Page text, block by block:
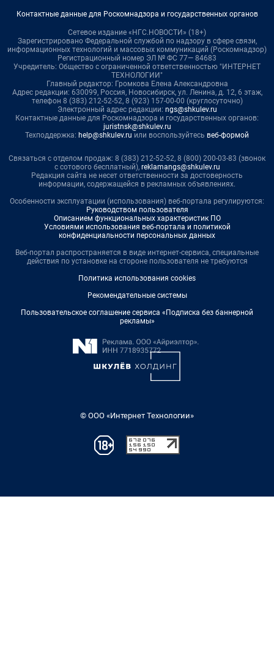
Контактные данные для Роскомнадзора и государственных органов
Сетевое издание «НГС.НОВОСТИ» (18+)
Зарегистрировано Федеральной службой по надзору в сфере связи,
информационных технологий и массовых коммуникаций (Роскомнадзор)
Регистрационный номер ЭЛ № ФС 77— 84683
Учредитель: Общество с ограниченной ответственностью "ИНТЕРНЕТ
ТЕХНОЛОГИИ"
Главный редактор: Громкова Елена Александровна
Адрес редакции: 630099, Россия, Новосибирск, ул. Ленина, д. 12, 6 этаж,
телефон 8 (383) 212-52-52, 8 (923) 157-00-00 (круглосуточно)
Электронный адрес редакции: ngs@shkulev.ru
Контактные данные для Роскомнадзора и государственных органов:
juristnsk@shkulev.ru
Техподдержка: help@shkulev.ru или воспользуйтесь веб-формой
Связаться с отделом продаж: 8 (383) 212-52-52, 8 (800) 200-03-83 (звонок
с сотового бесплатный), reklamangs@shkulev.ru
Редакция сайта не несет ответственности за достоверность
информации, содержащейся в рекламных объявлениях.
Особенности эксплуатации (использования) веб-портала регулируются:
Руководством пользователя
Описанием функциональных характеристик ПО
Условиями использования веб-портала и политикой
конфиденциальности персональных данных
Веб-портал распространяется в виде интернет-сервиса, специальные
действия по установке на стороне пользователя не требуются
Политика использования cookies
Рекомендательные системы
Пользовательское соглашение сервиса «Подписка без баннерной
рекламы»
© ООО «Интернет Технологии»